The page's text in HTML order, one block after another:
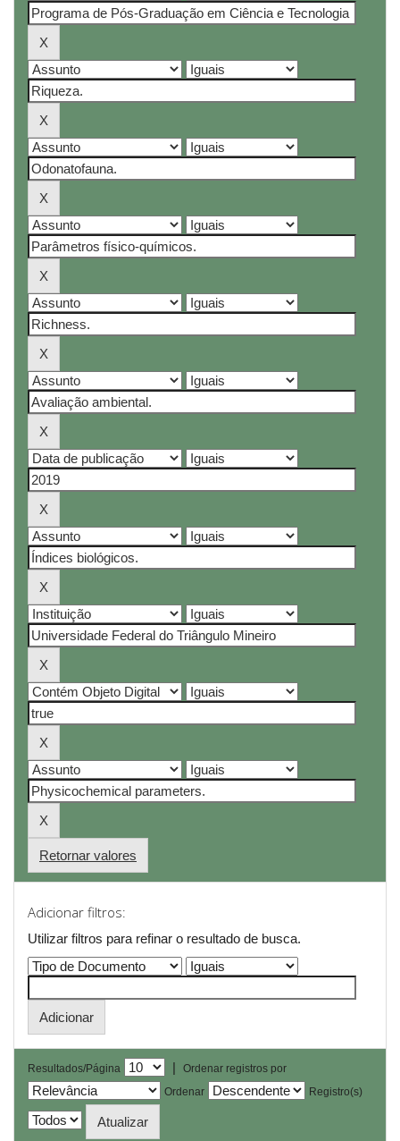
Retornar valores
Adicionar filtros:
Utilizar filtros para refinar o resultado de busca.
Resultados/Página |
Ordenar registros por
Ordenar
Registro(s)